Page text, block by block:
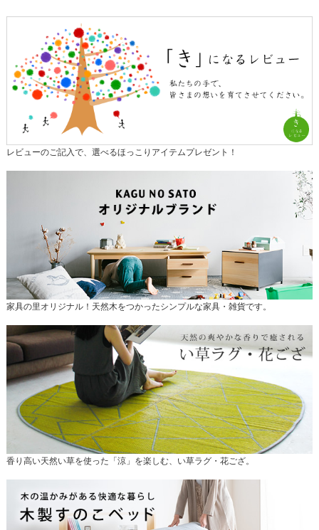
レビューのご記入で、選べるほっこりアイテムプレゼント！
家具の里オリジナル！天然木をつかったシンプルな家具・雑貨です。
香り高い天然い草を使った「涼」を楽しむ、い草ラグ・花ござ。